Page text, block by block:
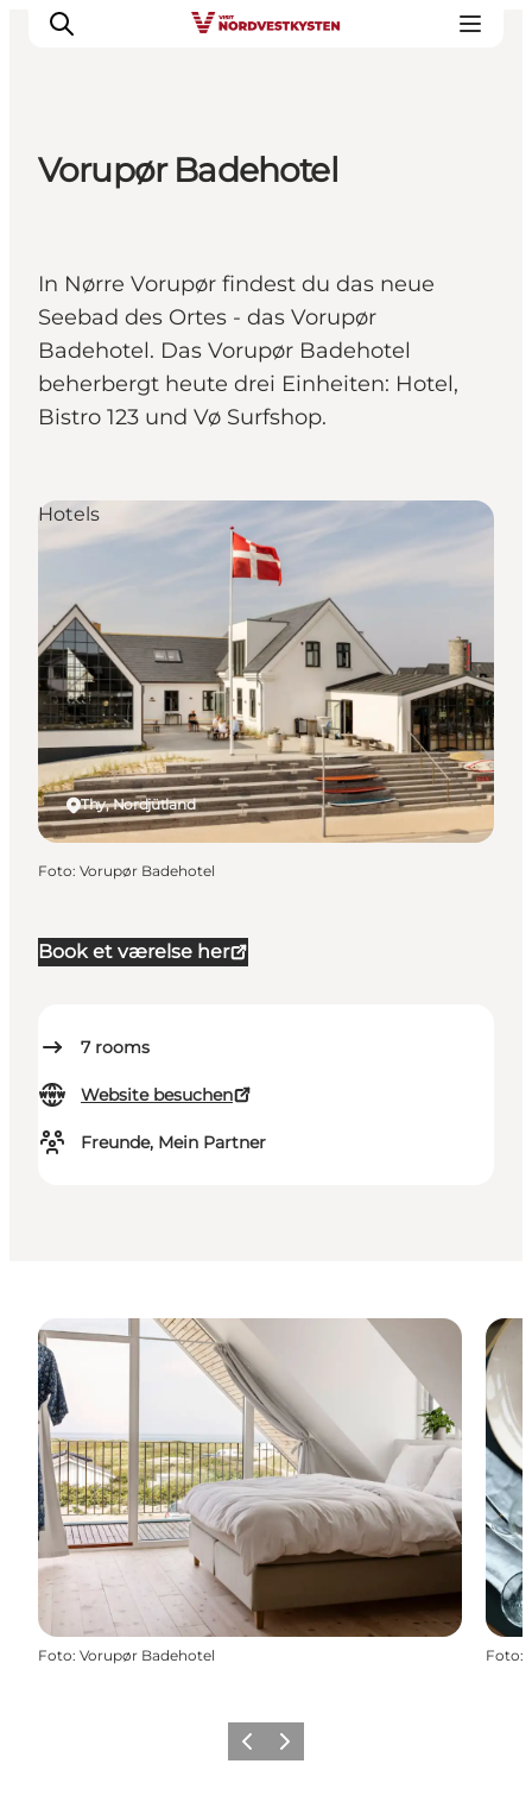
Events
Unterkunft
Mach deine Urlaubsplanung
Vorupør Badehotel
In Nørre Vorupør findest du das neue
Seebad des Ortes - das Vorupør
Badehotel. Das Vorupør Badehotel
beherbergt heute drei Einheiten: Hotel,
Bistro 123 und Vø Surfshop.
Book et værelse her
7 rooms
Website besuchen
Freunde, Mein Partner
Thy, Nordjütland
Hotels
Foto: Vorupør Badehotel
Foto: Vorupør Badehotel Foto:
ZurückWeiter